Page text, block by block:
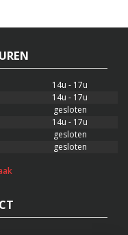
14u - 17u
14u - 17u
gesloten
14u - 17u
gesloten
gesloten